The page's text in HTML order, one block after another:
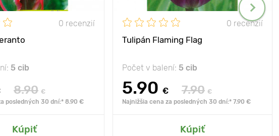
0 recenzií
5 cib
8.90 €
posledných 30 dní:* 8.90 €
Kúpiť
0 recenzií
Tulipán Flaming Flag
Počet v balení: 5 cib
5.90 € 7.90 €
Najnižšia cena za posledných 30 dní:* 7.90 €
Kúpiť